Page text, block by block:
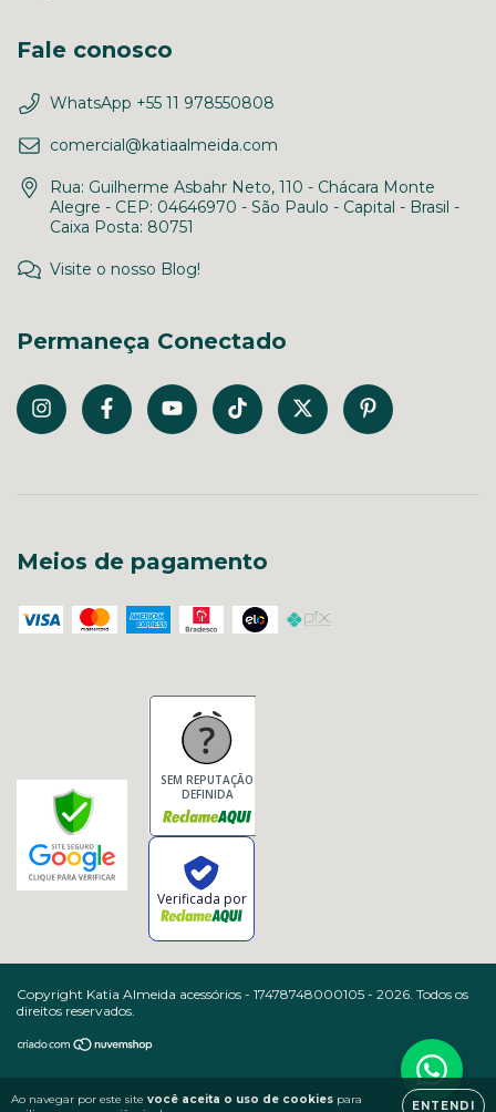
Ao navegar por este site você aceita o uso de cookies para
ENTENDI
Fale conosco
WhatsApp +55 11 978550808
comercial@katiaalmeida.com
Rua: Guilherme Asbahr Neto, 110 - Chácara Monte
Alegre - CEP: 04646970 - São Paulo - Capital - Brasil -
Caixa Posta: 80751
Visite o nosso Blog!
Permaneça Conectado
Meios de pagamento
SEM REPUTAÇÃO
DEFINIDA
Verificada por
Copyright Katia Almeida acessórios - 17478748000105 - 2026. Todos os
direitos reservados.